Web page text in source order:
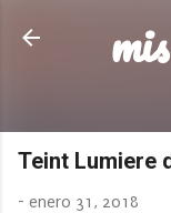
Teint Lumiere
- enero 31, 2018